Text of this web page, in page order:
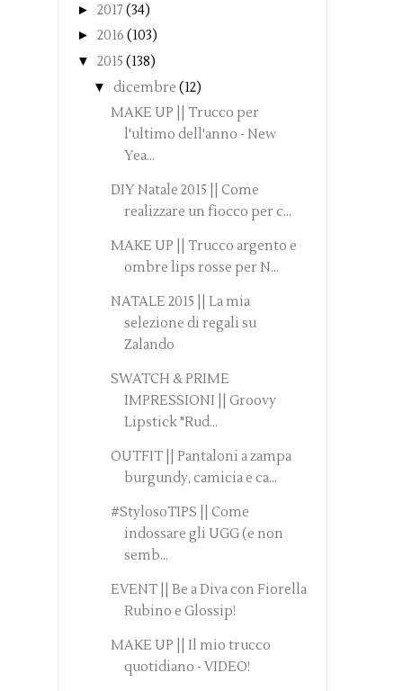
► 2017 (34)
► 2016 (103)
▼ 2015 (138)
▼ dicembre (12)
MAKE UP || Trucco per
l'ultimo dell'anno - New
Yea...
DIY Natale 2015 || Come
realizzare un fiocco per c...
MAKE UP || Trucco argento e
ombre lips rosse per N...
NATALE 2015 || La mia
selezione di regali su
Zalando
SWATCH & PRIME
IMPRESSIONI || Groovy
Lipstick "Rud...
OUTFIT || Pantaloni a zampa
burgundy, camicia e ca...
#StylosoTIPS || Come
indossare gli UGG (e non
semb...
EVENT || Be a Diva con Fiorella
Rubino e Glossip!
MAKE UP || Il mio trucco
quotidiano - VIDEO!